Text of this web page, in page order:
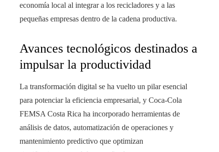
economía local al integrar a los recicladores y a las
pequeñas empresas dentro de la cadena productiva.
Avances tecnológicos destinados a
impulsar la productividad
La transformación digital se ha vuelto un pilar esencial
para potenciar la eficiencia empresarial, y Coca-Cola
FEMSA Costa Rica ha incorporado herramientas de
análisis de datos, automatización de operaciones y
mantenimiento predictivo que optimizan